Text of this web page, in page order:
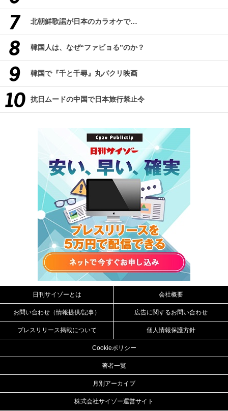
北朝鮮歌謡が日本のカラオケで…
韓国人は、なぜ“ファビョる”のか？
韓国で『千と千尋』丸パクリ映画
抗日ムードの中国で日本旅行禁止令
日刊サイゾーとは 会社概要
お問い合わせ（情報提供/記事） 広告に関するお問い合わせ
プレスリリース掲載について 個人情報保護方針
Cookieポリシー
著者一覧
月別アーカイブ
株式会社サイゾー運営サイト